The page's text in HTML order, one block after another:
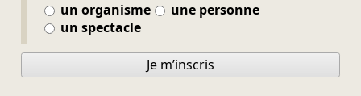
un organisme
une personne
un spectacle
Je m’inscris